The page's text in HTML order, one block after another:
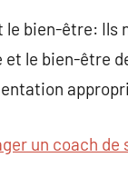
le bien-être:
le bien-être
un coach de